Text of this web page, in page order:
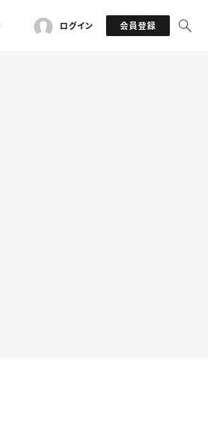
ログイン 会員登録